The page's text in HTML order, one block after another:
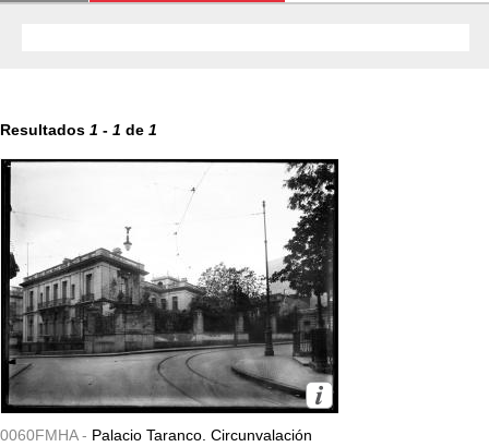
Resultados 1 - 1 de 1
0060FMHA - Palacio Taranco. Circunvalación